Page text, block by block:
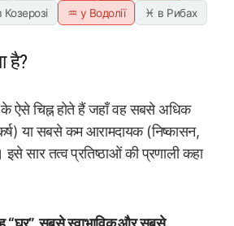
Козерозі ♒ у Водолії ♓ в Рибах
है?
के ऐसे चिह्न होते हैं जहाँ वह सबसे अधिक
या सबसे कम आरामदायक (निष्कासन,
सार तत्व प्रतिष्ठाओं की प्रणाली कहा